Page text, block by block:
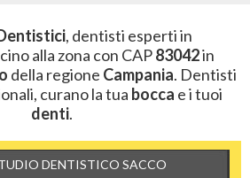
, dentisti esperti in
alla zona con CAP83042in
della regione Campania. Dentisti
curano la tua bocca e i tuoi
denti.
DENTISTICO SACCO